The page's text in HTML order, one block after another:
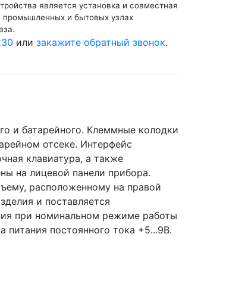
является установка и совместная
промышленных и бытовых узлах
или закажите обратный звонок.
и батарейного. Клеммные колодки
отсеке. Интерфейс
клавиатура, а также
на лицевой панели прибора.
расположенному на правой
и поставляется
при номинальном режиме работы
питания постоянного тока +5...9В.